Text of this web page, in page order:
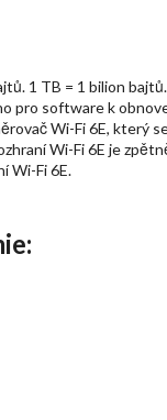
1 TB = 1 bilion
pro software k
Wi-Fi 6E,
Wi-Fi 6E je
Wi-Fi 6E.